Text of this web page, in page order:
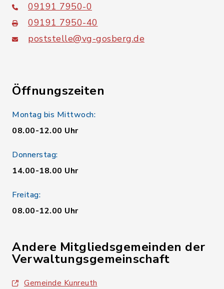
09191 7950-0
09191 7950-40
poststelle@vg-gosberg.de
Öffnungszeiten
Montag bis Mittwoch:
08.00-12.00 Uhr
Donnerstag:
14.00-18.00 Uhr
Freitag:
08.00-12.00 Uhr
Andere Mitgliedsgemeinden der
Verwaltungsgemeinschaft
Gemeinde Kunreuth